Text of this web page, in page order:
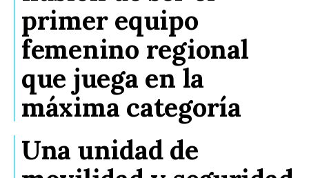
primer equipo
femenino regional
que juega en la
máxima categoría
Una unidad de